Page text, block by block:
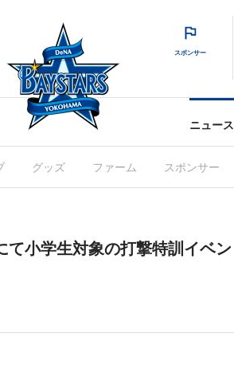
スポンサー
ニュース
グッズ ファーム スポンサー
て小学生対象の打撃特訓イベ